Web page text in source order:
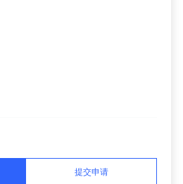
提交申请